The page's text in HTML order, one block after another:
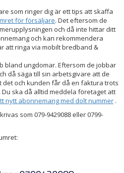
som ringer dig är ett tips att skaffa
för försäljare. Det eftersom de
och då inte hittar ditt
och kan rekommendera
att ringa via mobilt bredband &
bland ungdomar. Eftersom de jobbar
då säga till sin arbetsgivare att de
det och kunden får då en faktura trots
ska då alltid meddela företaget att
nytt abonnemang med dolt nummer .
som 079-9429088 eller 0799-